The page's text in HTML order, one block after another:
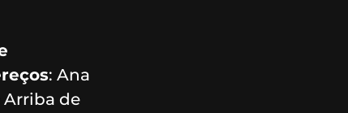
: Ana
Arriba de